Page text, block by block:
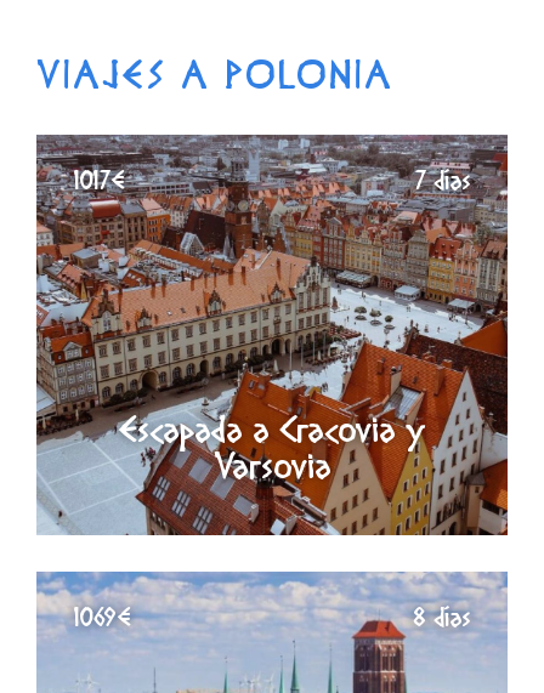
VIAJES A POLONIA
Escapada a Cracovia y
Varsovia
1017€ 7 días
1069€ 8 días